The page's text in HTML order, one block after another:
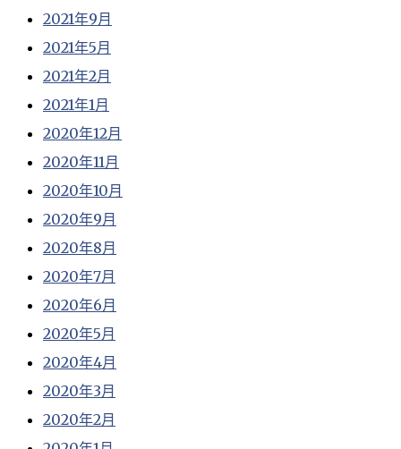
2021年9月
2021年5月
2021年2月
2021年1月
2020年12月
2020年11月
2020年10月
2020年9月
2020年8月
2020年7月
2020年6月
2020年5月
2020年4月
2020年3月
2020年2月